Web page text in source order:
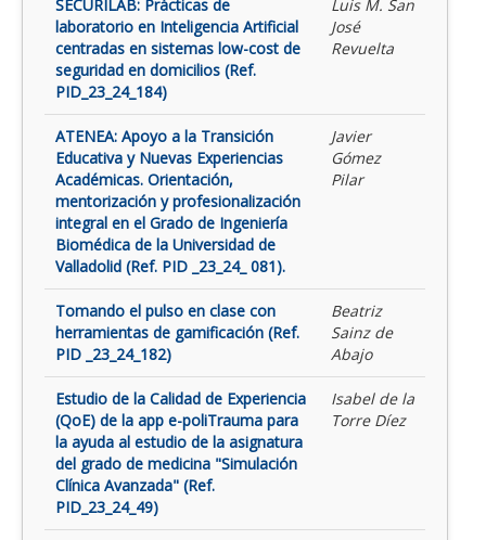
SECURILAB: Prácticas de
laboratorio en Inteligencia Artificial
centradas en sistemas low-cost de
seguridad en domicilios (Ref.
PID_23_24_184)
Luis M. San
José
Revuelta
ATENEA: Apoyo a la Transición
Educativa y Nuevas Experiencias
Académicas. Orientación,
mentorización y profesionalización
integral en el Grado de Ingeniería
Biomédica de la Universidad de
Valladolid (Ref. PID _23_24_ 081).
Javier
Gómez
Pilar
Tomando el pulso en clase con
herramientas de gamificación (Ref.
PID _23_24_182)
Beatriz
Sainz de
Abajo
Estudio de la Calidad de Experiencia
(QoE) de la app e-poliTrauma para
la ayuda al estudio de la asignatura
del grado de medicina "Simulación
Clínica Avanzada" (Ref.
PID_23_24_49)
Isabel de la
Torre Díez